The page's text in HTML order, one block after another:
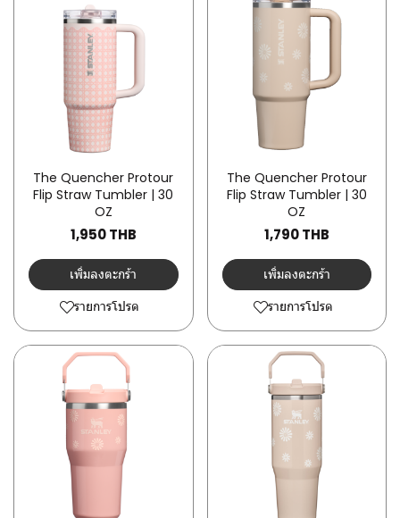
The Quencher Protour
Flip Straw Tumbler | 30
OZ
1,950 THB
เพิ่มลงตะกร้า
รายการโปรด
The Quencher Protour
Flip Straw Tumbler | 30
OZ
1,790 THB
เพิ่มลงตะกร้า
รายการโปรด